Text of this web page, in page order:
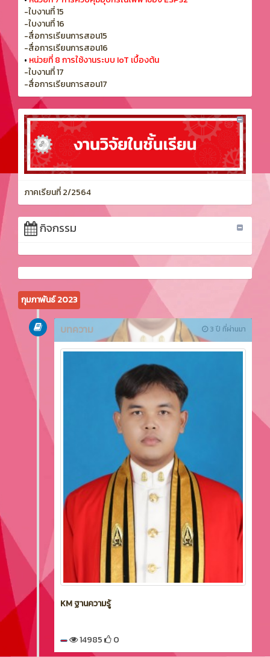
-ใบงานที่ 15
-ใบงานที่ 16
-สื่อการเรียนการสอน15
-สื่อการเรียนการสอน16
• หน่วยที่ 8 การใช้งานระบบ IoT เบื้องต้น
-ใบงานที่ 17
-สื่อการเรียนการสอน17
ภาคเรียนที่ 2/2564
กิจกรรม
กุมภาพันธ์ 2023
3 ปี ที่ผ่านมา
บทความ
KM ฐานความรู้
14985 0